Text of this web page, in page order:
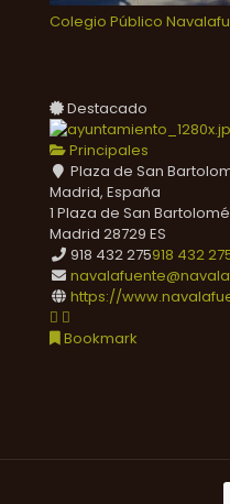
Colegio Público
Destacado
Principales
Plaza de San
Madrid, España
1 Plaza de San Bartolomé
Madrid 28729 ES
918 432 275918 432
https://
Bookmark